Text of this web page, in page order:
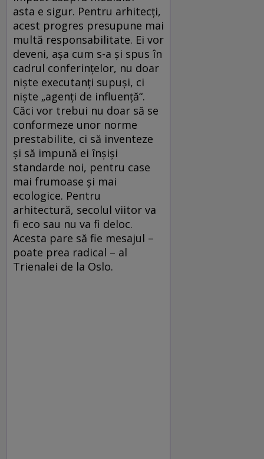
asta e sigur. Pentru arhitecţi,
acest progres presupune mai
multă responsabilitate. Ei vor
deveni, aşa cum s-a şi spus în
cadrul conferinţelor, nu doar
nişte executanţi supuşi, ci
nişte „agenţi de influenţă“.
Căci vor trebui nu doar să se
conformeze unor norme
prestabilite, ci să inventeze
şi să impună ei înşişi
standarde noi, pentru case
mai frumoase şi mai
ecologice. Pentru
arhitectură, secolul viitor va
fi eco sau nu va fi deloc.
Acesta pare să fie mesajul –
poate prea radical – al
Trienalei de la Oslo.